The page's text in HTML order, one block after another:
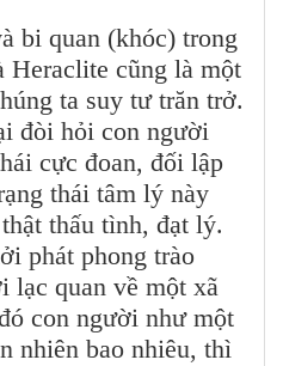
bi quan (khóc) trong
cũng là một
ta suy tư trăn trở.
đòi hỏi con người
cực đoan, đối lập
thái tâm lý này
thấu tình, đạt lý.
phát phong trào
lạc quan về một xã
con người như một
nhiên bao nhiêu, thì